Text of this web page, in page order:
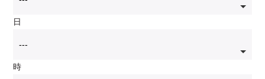
日
時